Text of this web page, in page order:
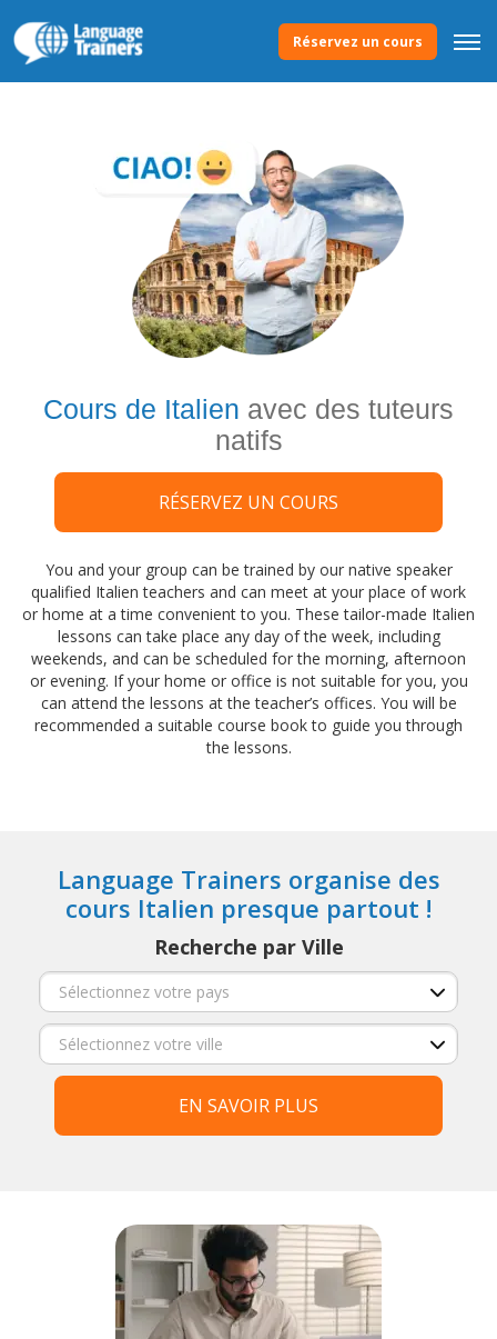
Réservez un cours
Cours de Italien avec des tuteurs
natifs
RÉSERVEZ UN COURS
You and your group can be trained by our native speaker
qualified Italien teachers and can meet at your place of work
or home at a time convenient to you. These tailor-made Italien
lessons can take place any day of the week, including
weekends, and can be scheduled for the morning, afternoon
or evening. If your home or office is not suitable for you, you
can attend the lessons at the teacher’s offices. You will be
recommended a suitable course book to guide you through
the lessons.
Language Trainers organise des
cours Italien presque partout !
Recherche par Ville
EN SAVOIR PLUS